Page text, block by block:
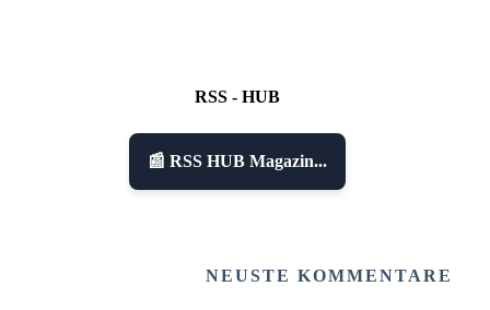
RSS - HUB
📰 RSS HUB Magazin...
NEUSTE KOMMENTARE